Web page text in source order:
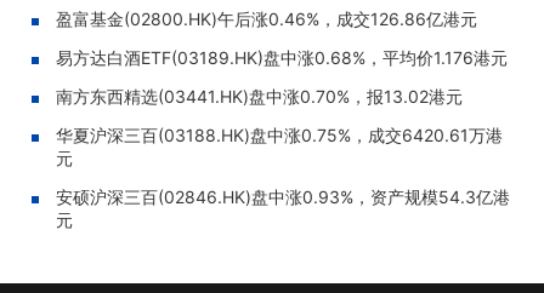
盈富基金(02800.HK)午后涨0.46%，成交126.86亿港元
易方达白酒ETF(03189.HK)盘中涨0.68%，平均价1.176港元
南方东西精选(03441.HK)盘中涨0.70%，报13.02港元
华夏沪深三百(03188.HK)盘中涨0.75%，成交6420.61万港
元
安硕沪深三百(02846.HK)盘中涨0.93%，资产规模54.3亿港
元